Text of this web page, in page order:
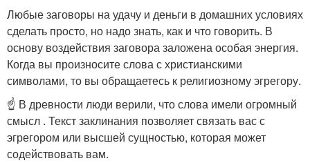
Любые заговоры на удачу и деньги в домашних условиях
сделать просто, но надо знать, как и что говорить. В
основу воздействия заговора заложена особая энергия.
Когда вы произносите слова с христианскими
символами, то вы обращаетесь к религиозному эгрегору.
☝️ В древности люди верили, что слова имели огромный
смысл . Текст заклинания позволяет связать вас с
эгрегором или высшей сущностью, которая может
содействовать вам.